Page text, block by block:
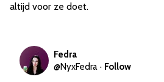
altijd voor ze doet.
Fedra
@NyxFedra · Follow